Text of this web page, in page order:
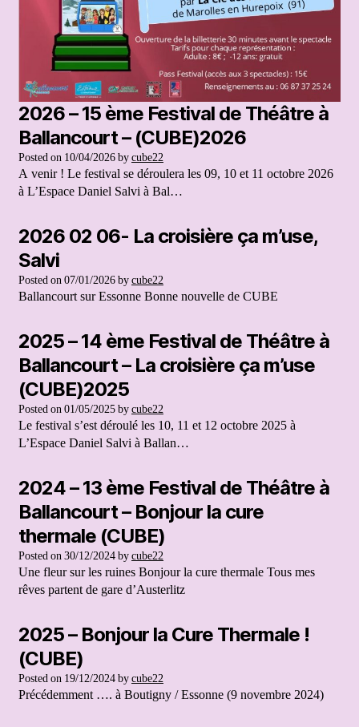
2026 – 15 ème Festival de Théâtre à
Ballancourt – (CUBE)2026
Posted on 10/04/2026bycube22
A venir ! Le festival se déroulera les 09, 10 et 11 octobre 2026
à L’Espace Daniel Salvi à Bal…
2026 02 06- La croisière ça m’use,
Salvi
Posted on07/01/2026bycube22
Ballancourt sur Essonne Bonne nouvelle de CUBE
2025 – 14 ème Festival de Théâtre à
Ballancourt – La croisière ça m’use
(CUBE)2025
Posted on01/05/2025bycube22
Le festival s’est déroulé les 10, 11 et 12 octobre 2025 à
L’Espace Daniel Salvi à Ballan…
2024 – 13 ème Festival de Théâtre à
Ballancourt – Bonjour la cure
thermale (CUBE)
Posted on30/12/2024bycube22
Une fleur sur les ruines Bonjour la cure thermale Tous mes
rêves partent de gare d’Austerlitz
2025 – Bonjour la Cure Thermale !
(CUBE)
Posted on 19/12/2024bycube22
Précédemment …. à Boutigny / Essonne (9 novembre 2024)